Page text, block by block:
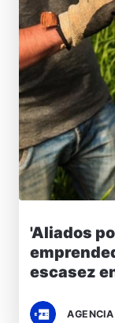
'Aliados
escasez
AGENCIA